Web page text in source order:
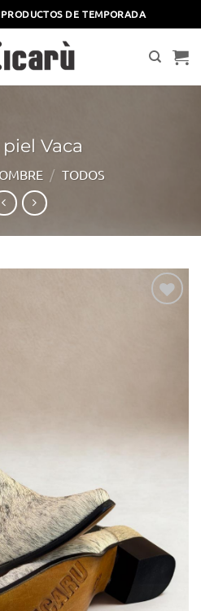
DE TEMPORADA
Vaca
/ TODOS